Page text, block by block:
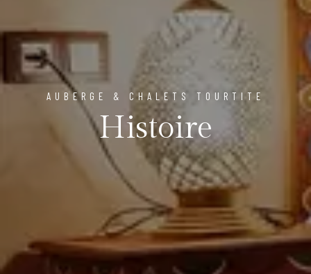
AUBERGE & CHALETS TOURTITE
Histoire